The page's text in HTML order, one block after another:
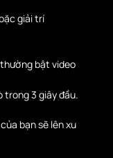
giải trí
thường bật video
trong 3 giây đầu.
bạn sẽ lên xu